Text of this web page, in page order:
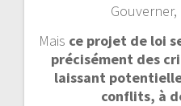
Gouverner,
Mais ce projet de loi
précisément des
laissant
conflits, à